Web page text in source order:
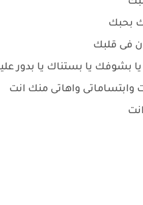
بحبك
فى قلبك
بشوفك يا بستناك يا بدور
وابتساماتى واهاتى منك انت